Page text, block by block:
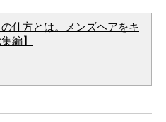
仕方とは。メンズヘアをキ
編】